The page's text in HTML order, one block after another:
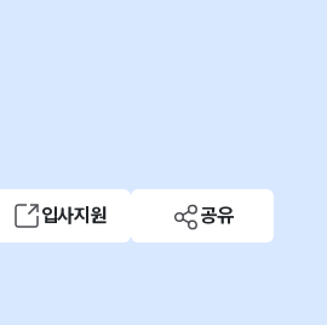
입사지원 공유